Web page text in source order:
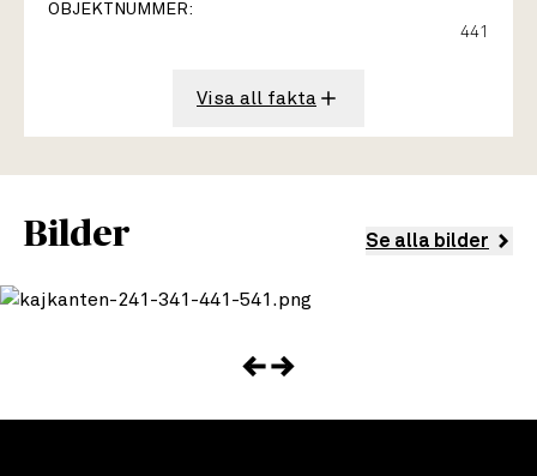
OBJEKTNUMMER:
441
Visa all fakta
Bilder Se alla bilder